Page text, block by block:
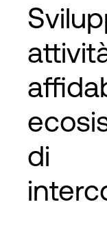
di